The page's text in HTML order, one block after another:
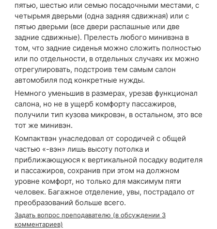
пятью, шестью или семью посадочными местами, с
четырьмя дверьми (одна задняя сдвижная) или с
пятью дверьми (все двери распашные или две
задние сдвижные). Прелесть любого минивэна в
том, что задние сиденья можно сложить полностью
или по отдельности, в отдельных случаях их можно
отрегулировать, подстроив тем самым салон
автомобиля под конкретные нужды.
Немного уменьшив в размерах, урезав функционал
салона, но не в ущерб комфорту пассажиров,
получили тип кузова микровэн, в остальном, это все
тот же минивэн.
Компактвэн унаследовал от сородичей с общей
частью «-вэн» лишь высоту потолка и
приближающуюся к вертикальной посадку водителя
и пассажиров, сохранив при этом на должном
уровне комфорт, но только для максимум пяти
человек. Багажное отделение, увы, пострадало от
преобразований больше всего.
Задать вопрос преподавателю (в обсуждении 3
комментариев)